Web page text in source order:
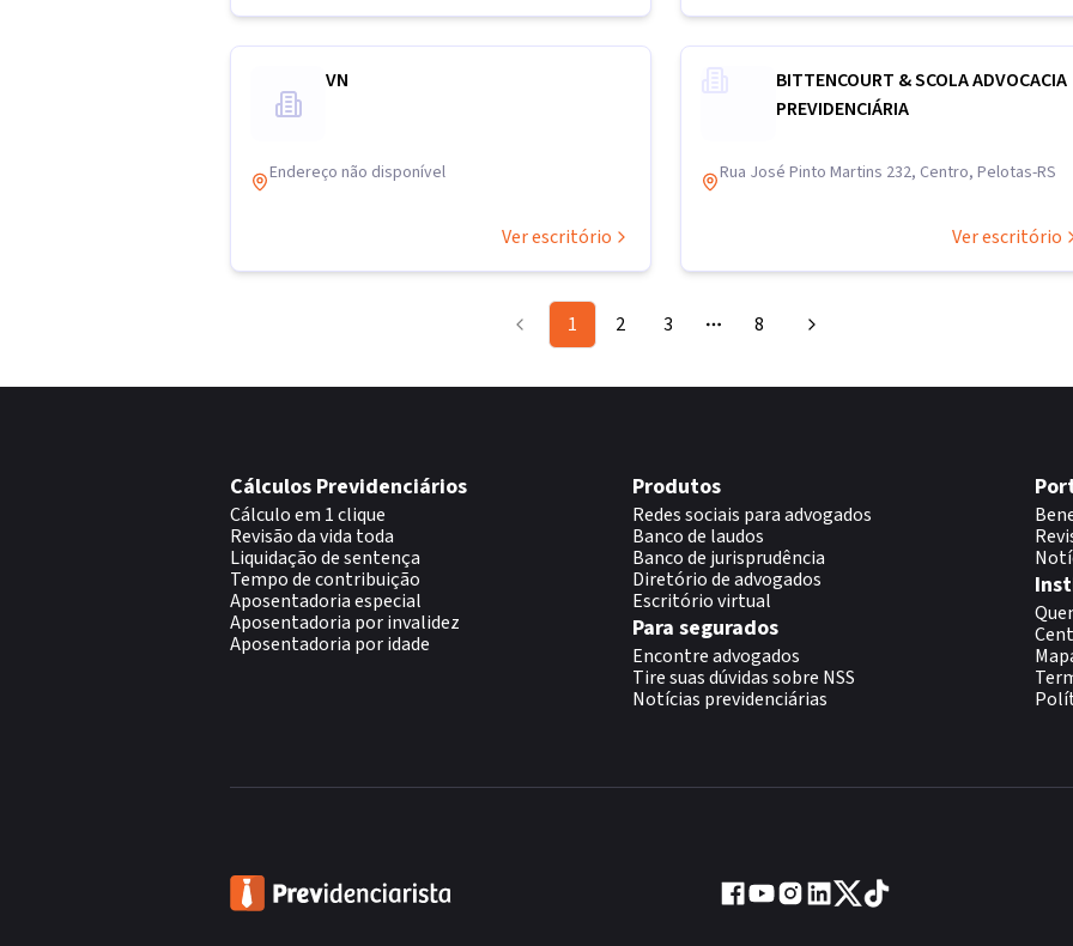
VN
Endereço não disponível
Ver escritório
BITTENCOURT & SCOLA ADVOCACIA
PREVIDENCIÁRIA
Rua José Pinto Martins 232, Centro, Pelotas-RS
Ver escritório
1 2 3 More pages
8
Cálculos Previdenciários
Cálculo em 1 clique
Revisão da vida toda
Liquidação de sentença
Tempo de contribuição
Aposentadoria especial
Aposentadoria por invalidez
Aposentadoria por idade
Produtos
Redes sociais para advogados
Banco de laudos
Banco de jurisprudência
Diretório de advogados
Escritório virtual
Para segurados
Encontre advogados
Tire suas dúvidas sobre NSS
Notícias previdenciárias